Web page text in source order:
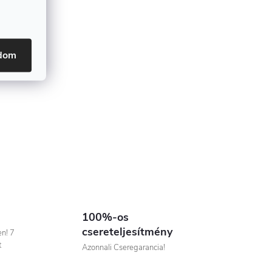
7
100%-os
csereteljesítmény
Azonnali Cseregarancia!